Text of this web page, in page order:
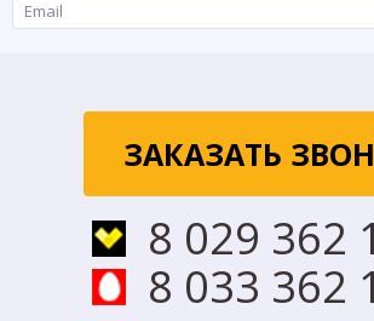
ЗАКАЗАТЬ
8 029 362
8 033 362